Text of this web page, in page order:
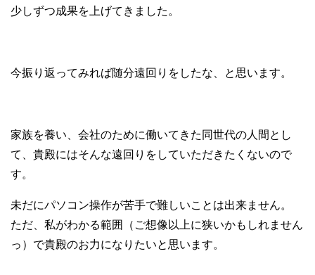
少しずつ成果を上げてきました。
今振り返ってみれば随分遠回りをしたな、と思います。
家族を養い、会社のために働いてきた同世代の人間とし
て、貴殿にはそんな遠回りをしていただきたくないので
す。
未だにパソコン操作が苦手で難しいことは出来ません。
ただ、私がわかる範囲（ご想像以上に狭いかもしれません
っ）で貴殿のお力になりたいと思います。